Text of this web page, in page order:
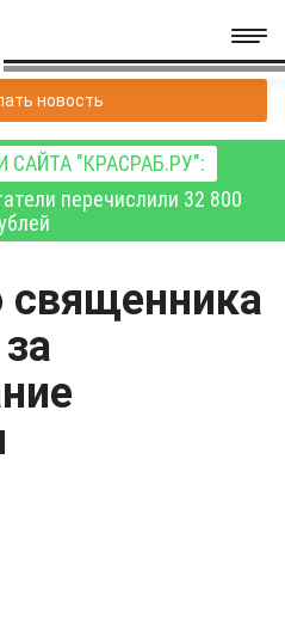
новость
"КРАСРАБ.РУ":
перечислили 32 800
священника